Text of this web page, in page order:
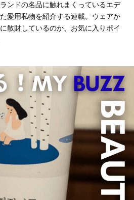
ンドの名品に触れまくっているエデ
愛用私物を紹介する連載。ウェアか
散財しているのか、お気に入りポイ